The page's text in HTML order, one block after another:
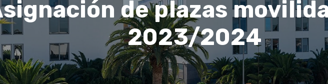
de plazas
2023/2024